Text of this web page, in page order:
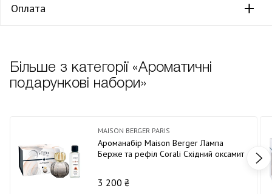
Оплата
Більше з категорії «Ароматичні
подарункові набори»
MAISON BERGER PARIS
Ароманабір Maison Berger Лампа
Берже та рефіл Corali Східний оксамит
3 200 ₴